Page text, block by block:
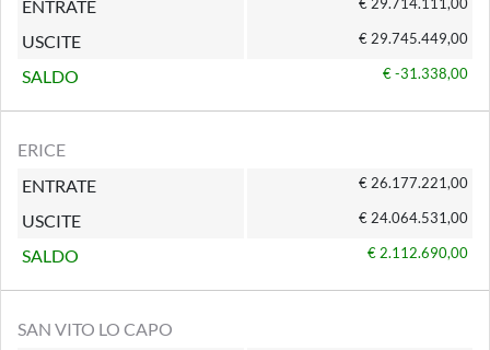
ENTRATE
USCITE € 29.745.449,00
SALDO € -31.338,00
ERICE
ENTRATE
€ 26.177.221,00
USCITE € 24.064.531,00
SALDO € 2.112.690,00
SAN VITO LO CAPO